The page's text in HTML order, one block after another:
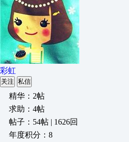
彩虹
关注 私信
精华：2帖
求助：4帖
帖子：54帖 | 1626回
年度积分：8